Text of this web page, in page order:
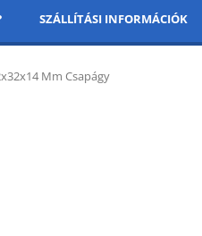
SZÁLLÍTÁSI INFORMÁCIÓK
Mm Csapágy